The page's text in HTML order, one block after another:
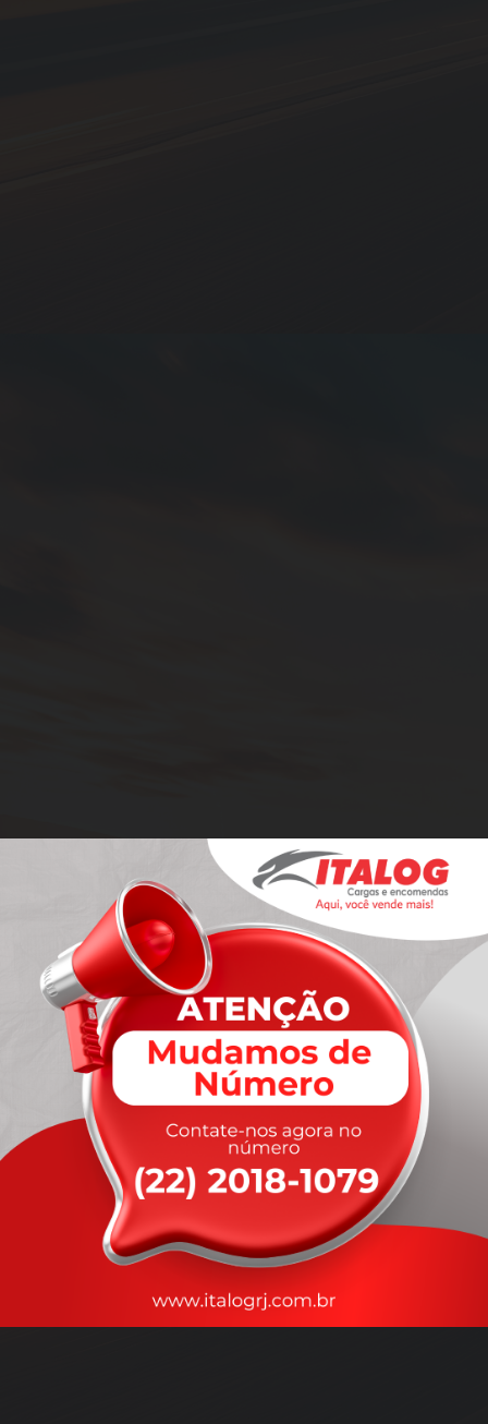
rapidez
que você precisa,
com a qualidade que vocêmerece.
Nossos motoristas são treinados para garantir a máxima
durante o transporte, com rastreamento em tempo real.